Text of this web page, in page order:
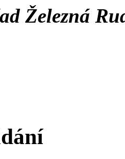
Železná